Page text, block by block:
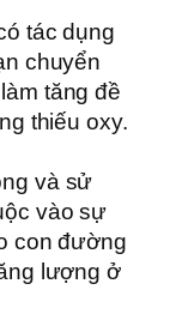
tác dụng
chuyển
tăng đề
thiếu oxy.
và sử
vào sự
con đường
lượng ở